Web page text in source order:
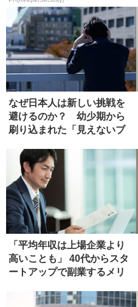
なぜ日本人は新しい挑戦を
避けるのか？ 幼少期から
刷り込まれた「見えないブ
「平均年収は上場企業より
高いことも」 40代からスタ
ートアップで副業するメリ